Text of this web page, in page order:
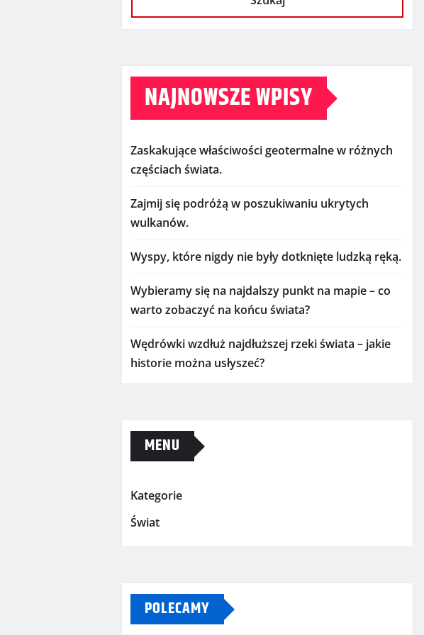
NAJNOWSZE WPISY
Zaskakujące właściwości geotermalne w różnych
częściach świata.
Zajmij się podróżą w poszukiwaniu ukrytych
wulkanów.
Wyspy, które nigdy nie były dotknięte ludzką ręką.
Wybieramy się na najdalszy punkt na mapie – co
warto zobaczyć na końcu świata?
Wędrówki wzdłuż najdłuższej rzeki świata – jakie
historie można usłyszeć?
MENU
Kategorie
Świat
POLECAMY